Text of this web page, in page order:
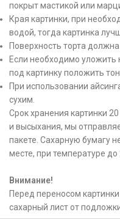
покрыт мастикой или
Края картинки, при
водой, тогда картинка
Поверхность торта
Если необходимо уложить
под картинку положить
При использовании
сухим.
Срок хранения картинки
и высыхания, мы
пакете. Сахарную бумагу
месте, при температуре до
Внимание!
Перед переносом
сахарный лист от